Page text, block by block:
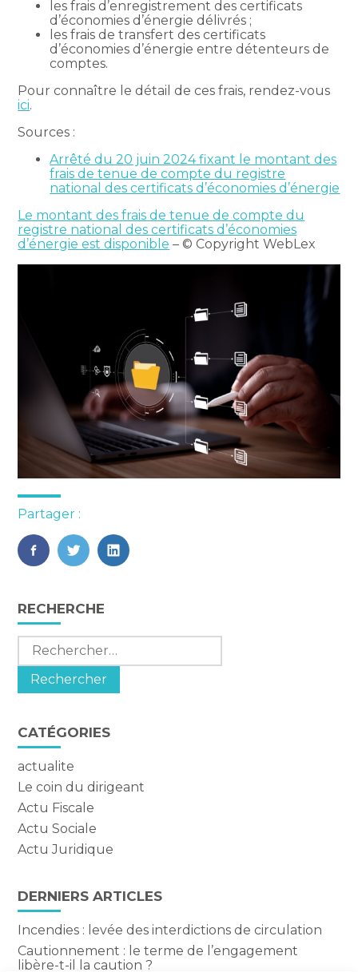
les frais d’enregistrement des certificats
d’économies d’énergie délivrés ;
les frais de transfert des certificats
d’économies d’énergie entre détenteurs de
comptes.
Pour connaître le détail de ces frais, rendez-vous
ici.
Sources :
Arrêté du 20 juin 2024 fixant le montant des
frais de tenue de compte du registre
national des certificats d’économies d’énergie
Le montant des frais de tenue de compte du
registre national des certificats d’économies
d’énergie est disponible – © Copyright WebLex
Partager :
FaceBook
TwitterLinkedIn
Blog
sidebar
RECHERCHE
Rechercher :
CATÉGORIES
actualite
Le coin du dirigeant
Actu Fiscale
Actu Sociale
Actu Juridique
DERNIERS ARTICLES
Incendies : levée des interdictions de circulation
Cautionnement : le terme de l’engagement
libère-t-il la caution ?